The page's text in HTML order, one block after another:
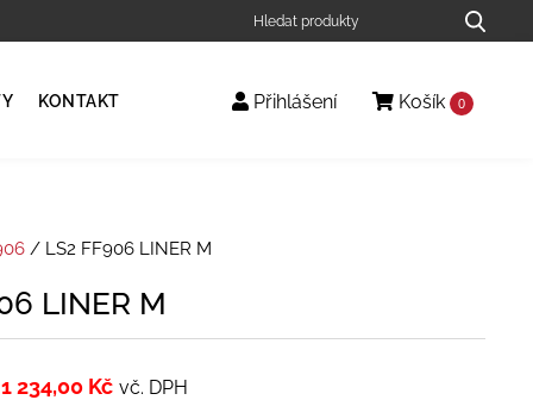
KONTAKT Přihlášení Košík 0
/ LS2 FF906 LINER M
LINER M
1 234,00 Kč vč. DPH